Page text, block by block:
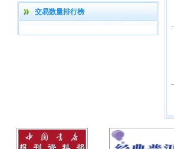
交易数量排行榜